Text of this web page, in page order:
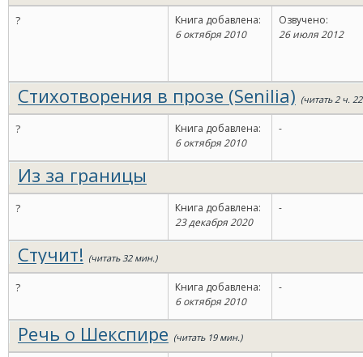
?
Книга добавлена:
6 октября 2010
Озвучено:
26 июля 2012
Стихотворения в прозе (Senilia) (читать 2 ч.
?
Книга добавлена:
6 октября 2010
-
Из за границы
?
Книга добавлена:
23 декабря 2020
-
Стучит! (читать 32 мин.)
?
Книга добавлена:
6 октября 2010
-
Речь о Шекспире (читать 19 мин.)